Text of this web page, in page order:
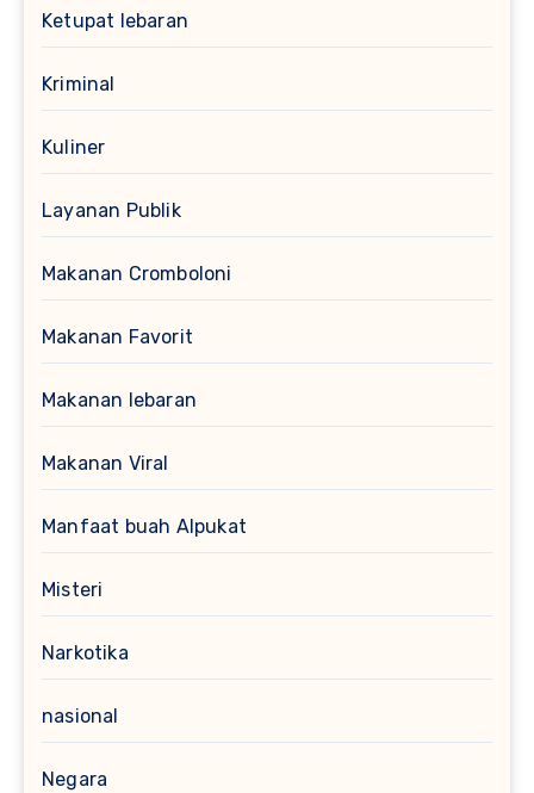
Ketupat lebaran
Kriminal
Kuliner
Layanan Publik
Makanan Cromboloni
Makanan Favorit
Makanan lebaran
Makanan Viral
Manfaat buah Alpukat
Misteri
Narkotika
nasional
Negara